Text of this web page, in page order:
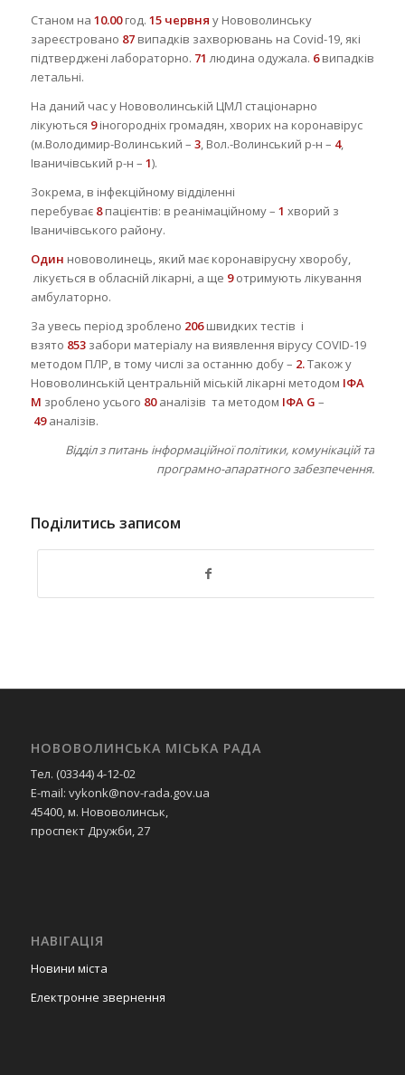
Станом на 10.00год. 15червня у Нововолинську
зареєстровано 87випадків захворювань на Covid-19, які
підтверджені лабораторно. 71 людина одужала. 6випадків
летальні.
На даний час у Нововолинській ЦМЛ стаціонарно
лікуються 9іногородніх громадян, хворих на коронавірус
(м.Володимир-Волинський – 3, Вол.-Волинський р-н – 4,
Іваничівський р-н – 1).
Зокрема, в інфекційному відділенні
перебуває 8пацієнтів: в реанімаційному – 1 хворий з
Іваничівського району.
Один нововолинець, який має коронавірусну хворобу,
лікується в обласній лікарні, а ще 9отримують лікування
амбулаторно.
За увесь період зроблено 206швидких тестів і
взято 853 забори матеріалу на виявлення вірусу COVID-19
методом ПЛР, в тому числі за останню добу – 2.Також у
Нововолинській центральній міській лікарні методом ІФА
М зроблено усього 80аналізів та методом ІФА G –
49аналізів.
Відділ з питань інформаційної політики, комунікацій та
програмно-апаратного забезпечення.
Поділитись записом
НОВОВОЛИНСЬКА МІСЬКА РАДА
Тел. (03344) 4-12-02
E-mail: vykonk@nov-rada.gov.ua
45400, м. Нововолинськ,
проспект Дружби, 27
НАВІГАЦІЯ
Новини міста
Електронне звернення